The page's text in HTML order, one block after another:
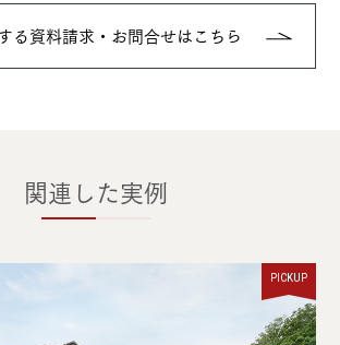
る資料請求・お問合せはこちら
関連した実例
PICKUP